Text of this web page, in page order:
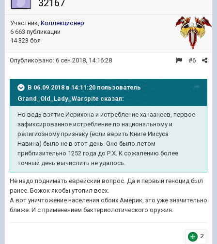
32167
Участник, Коллекционер
6 663 публикации
14 323 боя
#6
Опубликовано: 6 сен 2018, 14:16:28
В 06.09.2018 в 14:11:20 пользователь
Grand_Old_Lady_Warspite сказал:
Но ведь взятие Иерихона и истребление ханаанеев, первое
зафиксированное истребление по национальному и
религиозному признаку (если верить Книге Иисуса
Навина) было не в этот день. Оно было летом
приблизительно 1252 года до Р.Х. К сожалению более
точный день вычислить не удалось.
Не надо поднимать еврейский вопрос. Да и первый геноцид был
ранее. Божок якобы утопил всех.
А вот уничтожение населения обоих Америк, это уже значительно
ближе. И с применением бактериологического оружия.
2